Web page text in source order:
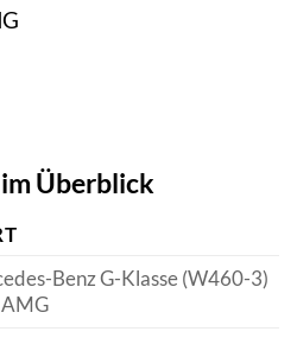
Überblick
Benz G-Klasse (W460-3)